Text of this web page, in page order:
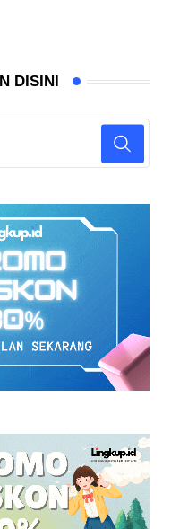
DISINI